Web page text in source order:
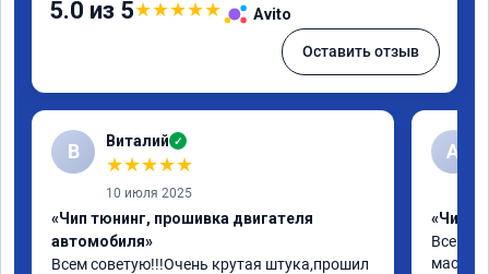
5.0 из 5★★★★★ Avito
Оставить отзыв
В Виталий ✓
★★★★★
10 июля 2025
«Чип тюнинг, прошивка двигателя
автомобиля»
Всем советую!!!Очень крутая штука,прошил
А
«Чип
Все
мастер